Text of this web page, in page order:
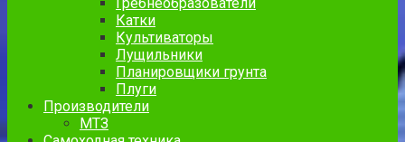
Катки
Культиваторы
Лущильники
Планировщики грунта
Плуги
Производители
МТЗ